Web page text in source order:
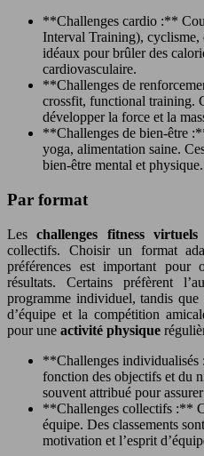
**Challenges cardio :**
Interval Training), cyclisme,
idéaux pour brûler des
cardiovasculaire.
**Challenges de
crossfit, functional training.
développer la force et la
**Challenges de bien-être
yoga, alimentation saine.
bien-être mental et physique.
Par format
Leschallenges fitness virtuels
collectifs. Choisir un format
préférences est important pour
résultats. Certains préfèrent
programme individuel, tandis que
d’équipe et la compétition
pour une activité physique
**Challenges individualisés
fonction des objectifs et du
souvent attribué pour
**Challenges collectifs :**
équipe. Des classements
motivation et l’esprit